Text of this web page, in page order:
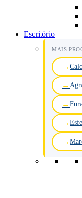
Escritório
MAIS